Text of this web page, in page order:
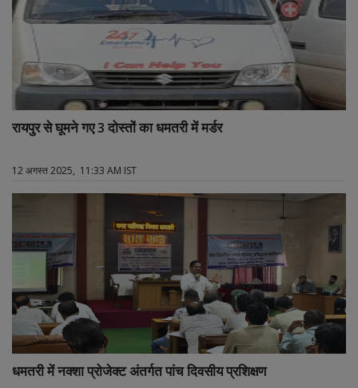
रायपुर से घूमने गए 3 दोस्तों का धमतरी में मर्डर
12 अगस्त 2025, 11:33 AM IST
धमतरी में नक्शा प्रोजेक्ट अंतर्गत पांच दिवसीय प्रशिक्षण